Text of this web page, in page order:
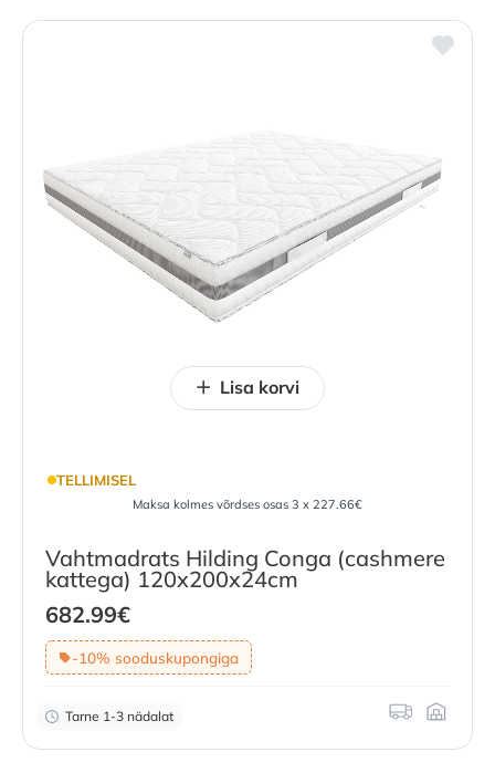
TELLIMISEL
Maksa kolmes võrdses osas 3 x 227.66€
Vahtmadrats Hilding Conga (cashmere
kattega) 120x200x24cm
682.99€
-10% sooduskupongiga
Tarne 1-3 nädalat
Lisa korvi